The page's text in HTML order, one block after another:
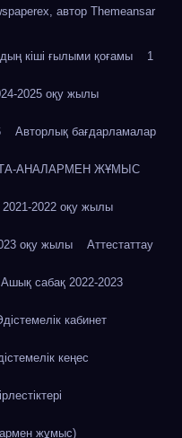
автор Themeansar
кіші ғылыми қоғамы 1
2025 оқу жылы
Авторлық бағдарламалар
АНАЛАРМЕН ЖҰМЫС
2022 оқу жылы
оқу жылы Аттестаттау
Ашық сабақ 2022-2023
кабинет
кеңес
жұмыс)